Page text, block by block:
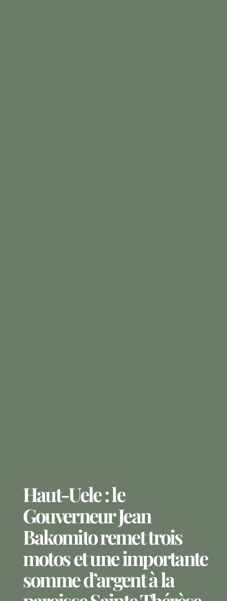
Haut-Uele : le
Gouverneur Jean
Bakomito remet trois
motos et une importante
somme d’argent à la